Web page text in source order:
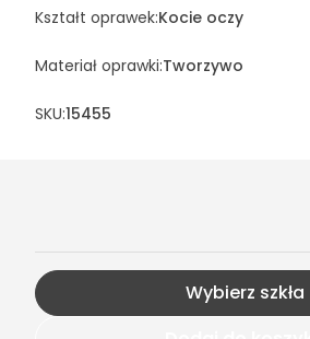
Kształt oprawek:Kocie oczy
Materiał oprawki:Tworzywo
SKU:15455
Wybierz szkła